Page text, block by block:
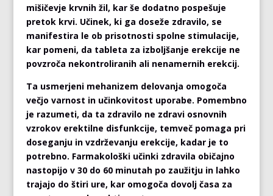
mišičevje krvnih žil, kar še dodatno pospešuje
pretok krvi. Učinek, ki ga doseže zdravilo, se
manifestira le ob prisotnosti spolne stimulacije,
kar pomeni, da tableta za izboljšanje erekcije ne
povzroča nekontroliranih ali nenamernih erekcij.
Ta usmerjeni mehanizem delovanja omogoča
večjo varnost in učinkovitost uporabe. Pomembno
je razumeti, da ta zdravilo ne zdravi osnovnih
vzrokov erektilne disfunkcije, temveč pomaga pri
doseganju in vzdrževanju erekcije, kadar je to
potrebno. Farmakološki učinki zdravila običajno
nastopijo v 30 do 60 minutah po zaužitju in lahko
trajajo do štiri ure, kar omogoča dovolj časa za